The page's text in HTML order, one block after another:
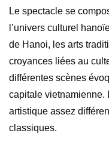
Le spectacle se
l’univers culturel
de Hanoi, les arts
croyances liées au
différentes scènes
capitale vietnamienne.
artistique assez
classiques.